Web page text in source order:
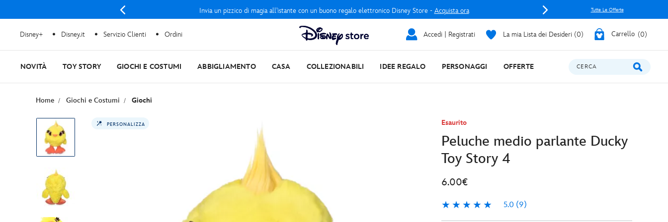
Invia un pizzico di magia all'istante con un buono regalo elettronico Disney Store - Acquista ora Tutte Le Offerte
Disney+ Disney.it Servizio Clienti Ordini Accedi | Registrati La mia Lista dei Desideri 0 Carrello 0
NOVITÀ TOY STORY GIOCHI E COSTUMI ABBIGLIAMENTO CASA COLLEZIONABILI IDEE REGALO PERSONAGGI OFFERTE CERCA
Home Giochi e Costumi Giochi
PERSONALIZZA Esaurito
Peluche medio parlante Ducky
Toy Story 4
6.00€
5.0 (9)
5.0